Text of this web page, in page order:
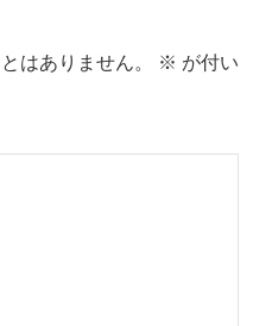
はありません。 ※ が付い